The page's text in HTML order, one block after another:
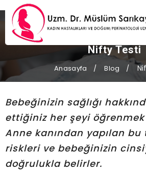
Nifty Testi
Anasayfa Blog
Bebeğinizin sağlığı
ettiğiniz her şeyi
Anne kanından yapılan
riskleri ve bebeğinizin
doğrulukla belirler.